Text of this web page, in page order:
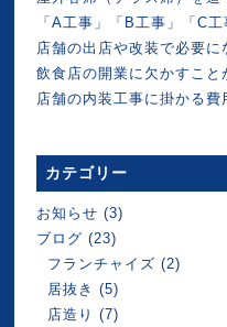
「A工事」「B工事」「C工
店舗の出店や改装で必要
飲食店の開業に欠かすこと
店舗の内装工事に掛かる費
カテゴリー
お知らせ (3)
ブログ (23)
フランチャイズ (2)
居抜き (5)
店造り (7)